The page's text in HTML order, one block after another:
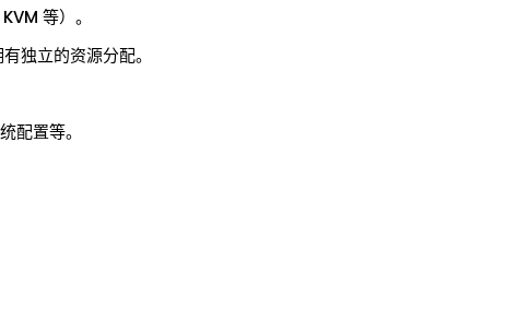
等）。
独立的资源分配。
配置等。